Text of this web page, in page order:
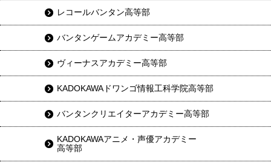
レコールバンタン高等部
バンタンゲームアカデミー高等部
ヴィーナスアカデミー高等部
KADOKAWAドワンゴ情報工科学院高等部
バンタンクリエイターアカデミー高等部
KADOKAWAアニメ・声優アカデミー
高等部